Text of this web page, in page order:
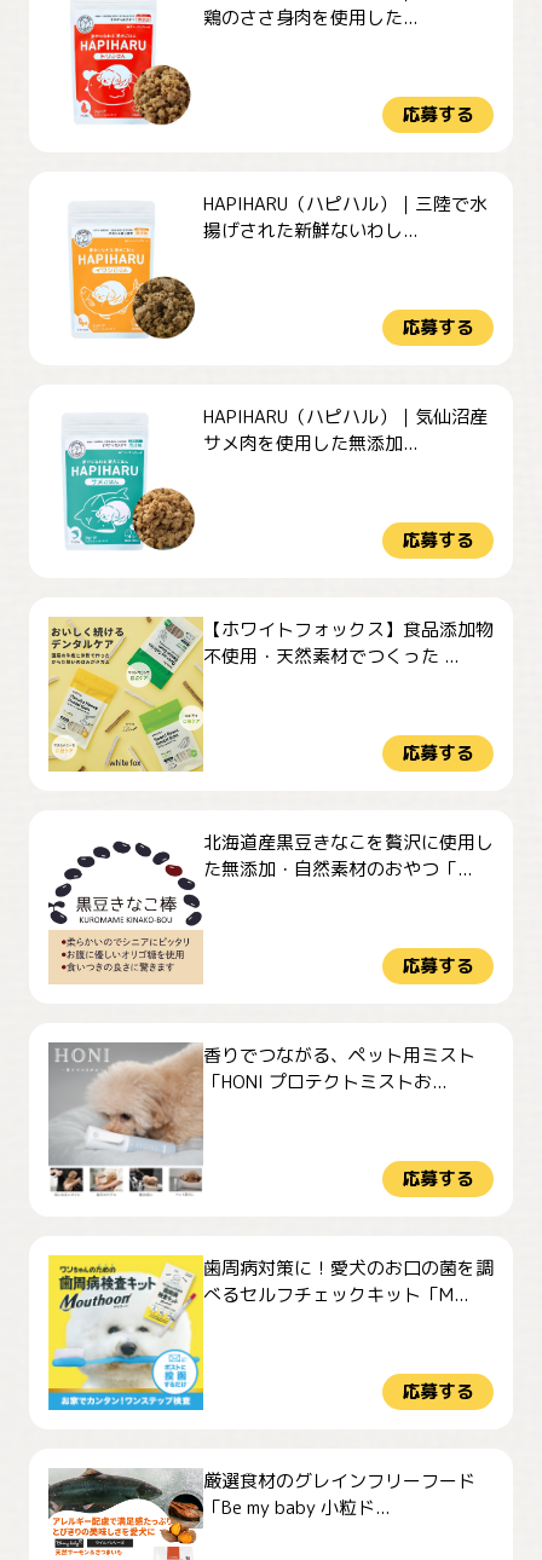
鶏のささ身肉を使用した...
応募する
HAPIHARU（ハピハル）｜三陸で水
揚げされた新鮮ないわし...
応募する
HAPIHARU（ハピハル）｜気仙沼産
サメ肉を使用した無添加...
応募する
【ホワイトフォックス】食品添加物
不使用・天然素材でつくった ...
応募する
北海道産黒豆きなこを贅沢に使用し
た無添加・自然素材のおやつ「...
応募する
香りでつながる、ペット用ミスト
「HONI プロテクトミストお...
応募する
歯周病対策に！愛犬のお口の菌を調
べるセルフチェックキット「M...
応募する
厳選食材のグレインフリーフード
「Be my baby 小粒ド...